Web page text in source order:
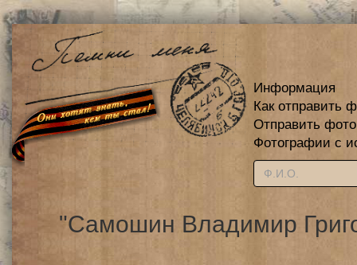
Информация
Как отправить
Отправить
Фотографии с
"Самошин Владимир